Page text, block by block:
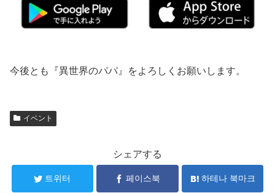
今後とも『異世界のパパ』をよろしくお願いします。
イベント
シェアする
트위터 페이스북 하테나 북마크